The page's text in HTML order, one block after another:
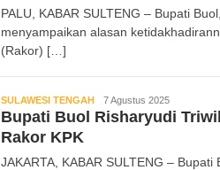
PALU, KABAR SULTENG – Bupati
menyampaikan alasan
(Rakor) […]
SULAWESI TENGAH Kabar
Sulteng
7 Agustus 2025
Bupati Buol Risharyudi
Rakor KPK
JAKARTA, KABAR SULTENG – Bupati